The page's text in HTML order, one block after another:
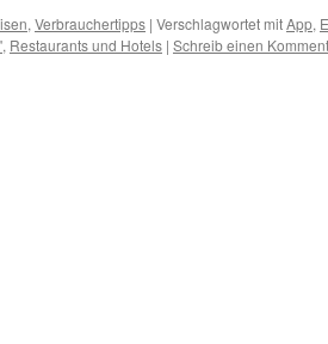
, Verbrauchertipps | Verschlagwortet mitApp,
, Restaurants und Hotels | Schreib einen